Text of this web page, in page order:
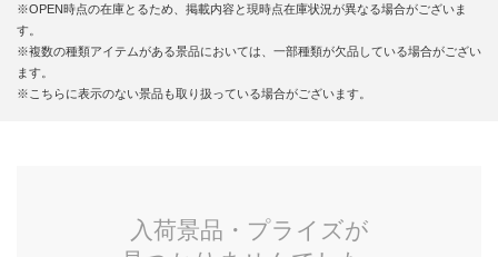
※OPEN時点の在庫とるため、掲載内容と現時点在庫状況が異なる場合がございま
す。
※複数の種類アイテムがある景品においては、一部種類が欠品している場合がござい
ます。
※こちらに表示のない景品も取り扱っている場合がございます。